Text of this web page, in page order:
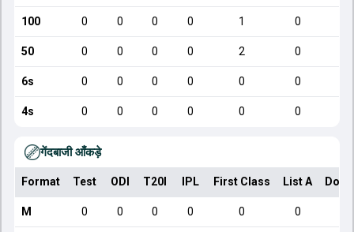
100 0 0 0 0 1 0
50 0 0 0 0 2 0
6s 0 0 0 0 0 0
4s 0 0 0 0 0 0
गेंदबाजी आँकड़े
Format Test ODI T20I IPL First Class List A
M 0 0 0 0 0 0